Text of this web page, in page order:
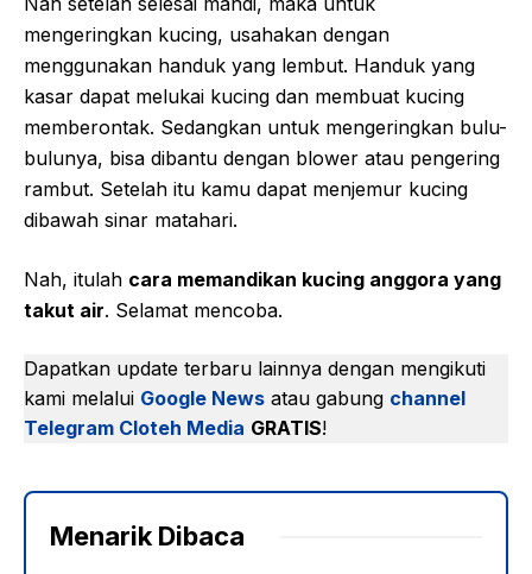
mengeringkan kucing, usahakan dengan
menggunakan handuk yang lembut. Handuk yang
kasar dapat melukai kucing dan membuat kucing
memberontak. Sedangkan untuk mengeringkan bulu-
bulunya, bisa dibantu dengan blower atau pengering
rambut. Setelah itu kamu dapat menjemur kucing
dibawah sinar matahari.
Nah, itulah cara memandikan kucing anggora yang
takut air. Selamat mencoba.
Dapatkan update terbaru lainnya dengan mengikuti
kami melalui Google News atau gabung channel
Telegram Cloteh Media GRATIS!
Menarik Dibaca